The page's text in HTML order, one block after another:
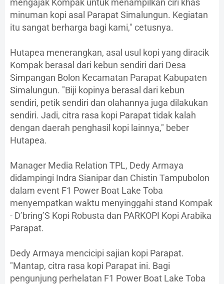
mengajak Kompak untuk menampilkan ciri khas
minuman kopi asal Parapat Simalungun. Kegiatan
itu sangat berharga bagi kami," cetusnya.
Hutapea menerangkan, asal usul kopi yang diracik
Kompak berasal dari kebun sendiri dari Desa
Simpangan Bolon Kecamatan Parapat Kabupaten
Simalungun. "Biji kopinya berasal dari kebun
sendiri, petik sendiri dan olahannya juga dilakukan
sendiri. Jadi, citra rasa kopi Parapat tidak kalah
dengan daerah penghasil kopi lainnya," beber
Hutapea.
Manager Media Relation TPL, Dedy Armaya
didampingi Indra Sianipar dan Chistin Tampubolon
dalam event F1 Power Boat Lake Toba
menyempatkan waktu menyinggahi stand Kompak
- D’bring’S Kopi Robusta dan PARKOPI Kopi Arabika
Parapat.
Dedy Armaya mencicipi sajian kopi Parapat.
"Mantap, citra rasa kopi Parapat ini. Bagi
pengunjung perhelatan F1 Power Boat Lake Toba